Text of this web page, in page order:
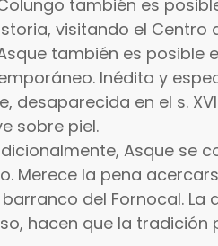
también es
visitando el Centro
también es posible
Inédita y
desaparecida en el s.
sobre piel.
Asque se
Merece la pena
barranco del Fornocal.
hacen que la